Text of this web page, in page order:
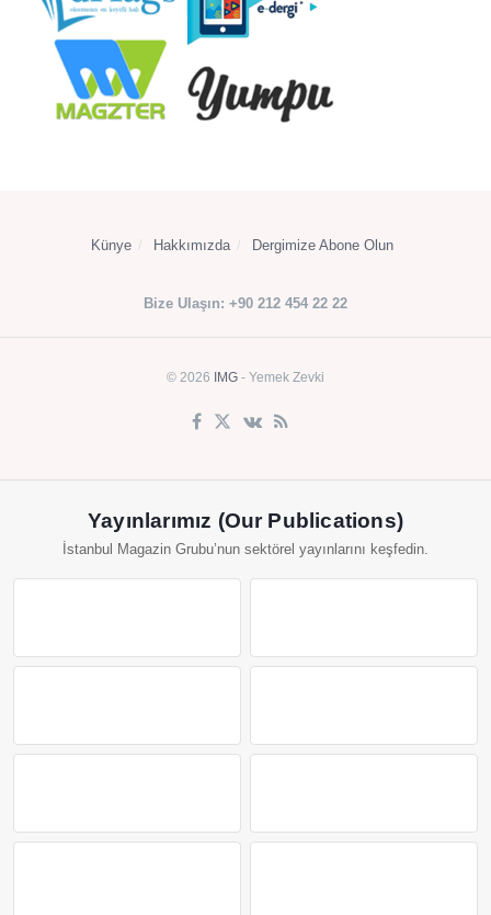
Künye Hakkımızda Dergimize Abone Olun
Bize Ulaşın: +90 212 454 22 22
© 2026 IMG - Yemek Zevki
Yayınlarımız (Our Publications)
İstanbul Magazin Grubu’nun sektörel yayınlarını keşfedin.